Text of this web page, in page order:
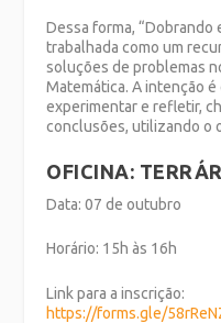
Dessa forma,
trabalhada como um
soluções de problemas
Matemática. A intenção
experimentar e refletir,
conclusões, utilizando o
OFICINA:
Data: 07 de outubro
Horário: 15h às 16h
Link para a inscrição:
https://forms.gle/